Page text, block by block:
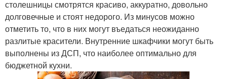
столешницы смотрятся красиво, аккуратно, довольно
долговечные и стоят недорого. Из минусов можно
отметить то, что в них могут въедаться неожиданно
разлитые красители. Внутренние шкафчики могут быть
выполнены из ДСП, что наиболее оптимально для
бюджетной кухни.